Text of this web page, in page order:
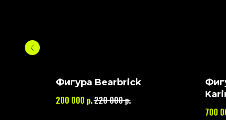
Фигура Bearbrick
200 000 р.220 000р.
700